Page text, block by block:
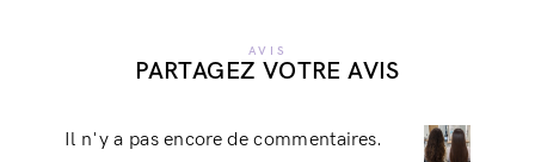
AVIS
PARTAGEZ VOTRE AVIS
Il n'y a pas encore de commentaires.